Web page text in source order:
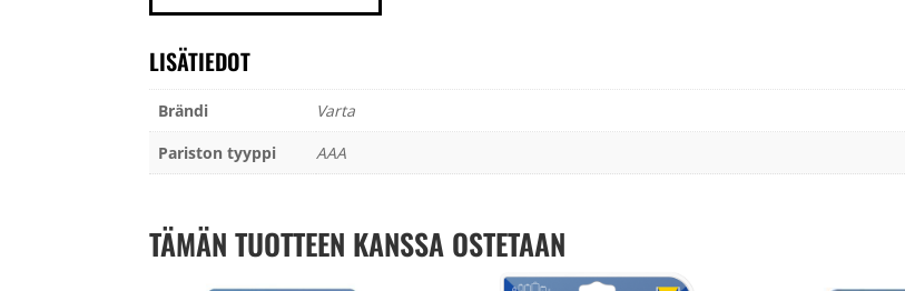
määrä
LISÄTIEDOT
Brändi
Varta
Pariston tyyppi
AAA
TÄMÄN TUOTTEEN KANSSA OSTETAAN